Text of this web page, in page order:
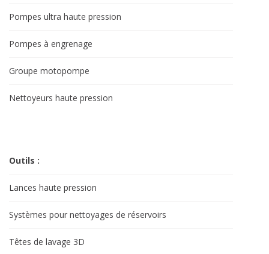
Pompes ultra haute pression
Pompes à engrenage
Groupe motopompe
Nettoyeurs haute pression
Outils :
Lances haute pression
Systèmes pour nettoyages de réservoirs
Têtes de lavage 3D